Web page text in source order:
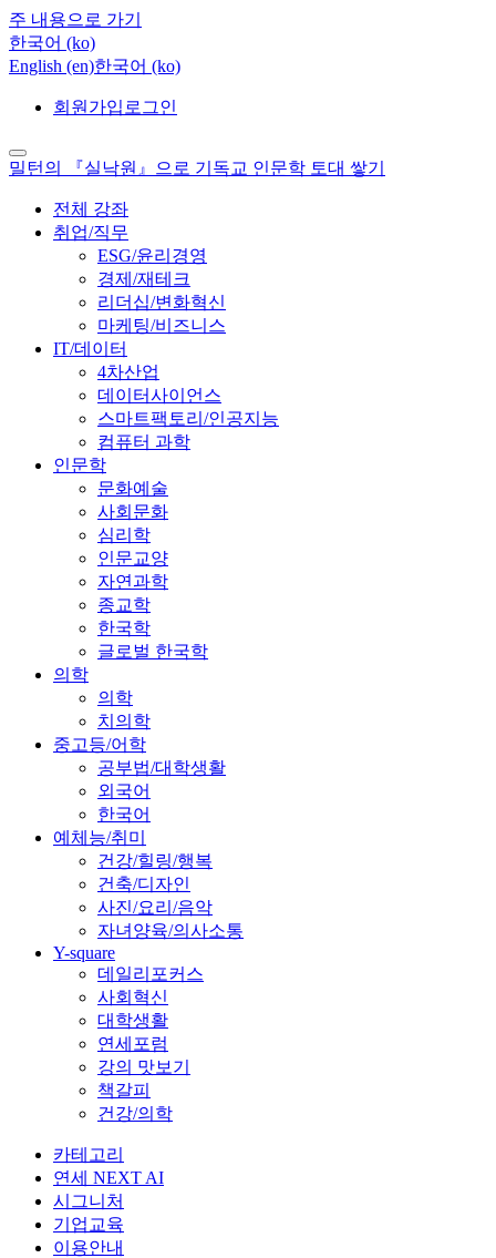
주 내용으로 가기
한국어 ‎(ko)‎
English ‎(en)‎한국어 ‎(ko)‎
회원가입 로그인
밀턴의 『실낙원』으로 기독교 인문학 토대 쌓기
전체 강좌
취업/직무
ESG/윤리경영
경제/재테크
리더십/변화혁신
마케팅/비즈니스
IT/데이터
4차산업
데이터사이언스
스마트팩토리/인공지능
컴퓨터 과학
인문학
문화예술
사회문화
심리학
인문교양
자연과학
종교학
한국학
글로벌 한국학
의학
의학
치의학
중고등/어학
공부법/대학생활
외국어
한국어
예체능/취미
건강/힐링/행복
건축/디자인
사진/요리/음악
자녀양육/의사소통
Y-square
데일리포커스
사회혁신
대학생활
연세포럼
강의 맛보기
책갈피
건강/의학
카테고리
연세 NEXT AI
시그니처
기업교육
이용안내